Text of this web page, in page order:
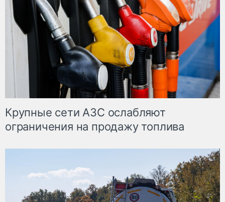
Крупные сети АЗС ослабляют
ограничения на продажу топлива